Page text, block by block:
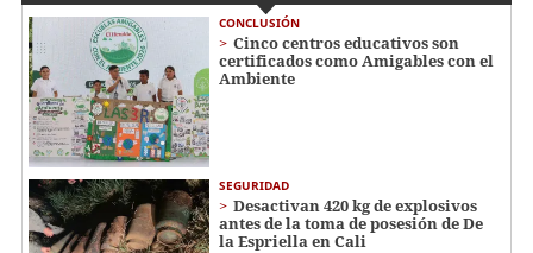
CONCLUSIÓN
Cinco centros educativos son
certificados como Amigables con el
Ambiente
SEGURIDAD
Desactivan 420 kg de explosivos
antes de la toma de posesión de De
la Espriella en Cali